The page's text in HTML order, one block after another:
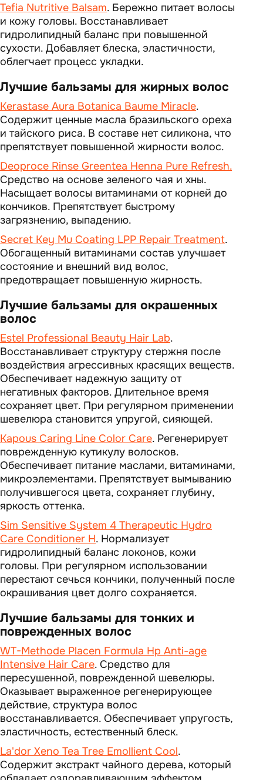
Tefia Nutritive Balsam. Бережно питает волосы
и кожу головы. Восстанавливает
гидролипидный баланс при повышенной
сухости. Добавляет блеска, эластичности,
облегчает процесс укладки.
Лучшие бальзамы для жирных волос
Kerastase Aura Botanica Baume Miracle.
Содержит ценные масла бразильского ореха
и тайского риса. В составе нет силикона, что
препятствует повышенной жирности волос.
Deoproce Rinse Greentea Henna Pure Refresh.
Средство на основе зеленого чая и хны.
Насыщает волосы витаминами от корней до
кончиков. Препятствует быстрому
загрязнению, выпадению.
Secret Key Mu Coating LPP Repair Treatment.
Обогащенный витаминами состав улучшает
состояние и внешний вид волос,
предотвращает повышенную жирность.
Лучшие бальзамы для окрашенных
волос
Estel Professional Beauty Hair Lab.
Восстанавливает структуру стержня после
воздействия агрессивных красящих веществ.
Обеспечивает надежную защиту от
негативных факторов. Длительное время
сохраняет цвет. При регулярном применении
шевелюра становится упругой, сияющей.
Kapous Caring Line Color Care. Регенерирует
поврежденную кутикулу волосков.
Обеспечивает питание маслами, витаминами,
микроэлементами. Препятствует вымыванию
получившегося цвета, сохраняет глубину,
яркость оттенка.
Sim Sensitive System 4 Therapeutic Hydro
Care Conditioner H. Нормализует
гидролипидный баланс локонов, кожи
головы. При регулярном использовании
перестают сечься кончики, полученный после
окрашивания цвет долго сохраняется.
Лучшие бальзамы для тонких и
поврежденных волос
WT-Methode Placen Formula Hp Anti-age
Intensive Hair Care. Средство для
пересушенной, поврежденной шевелюры.
Оказывает выраженное регенерирующее
действие, структура волос
восстанавливается. Обеспечивает упругость,
эластичность, естественный блеск.
La'dor Xeno Tea Tree Emollient Cool.
Содержит экстракт чайного дерева, который